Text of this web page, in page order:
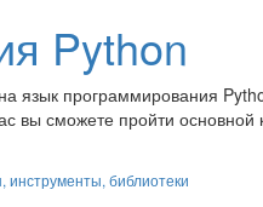
Python
язык программирования
вы сможете пройти основной
инструменты, библиотеки